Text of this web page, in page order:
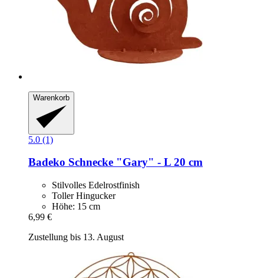
Warenkorb
5.0 (1)
Badeko Schnecke "Gary" -​ L 20 cm
Stilvolles Edelrostfinish
Toller Hingucker
Höhe: 15 cm
6,99 €
Zustellung bis 13. August